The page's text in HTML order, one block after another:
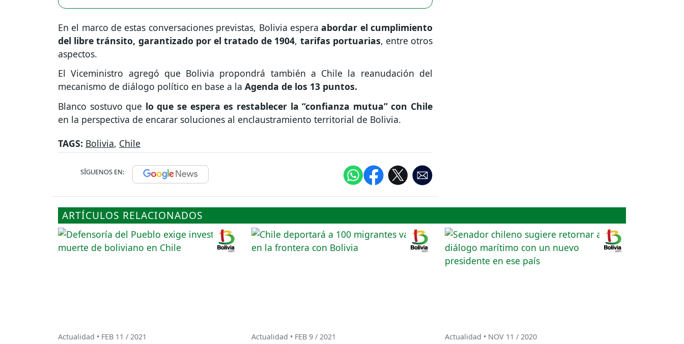
En el marco de estas conversaciones previstas, Bolivia espera abordar el cumplimiento
del libre tránsito, garantizado por el tratado de 1904, tarifas portuarias, entre otros
aspectos.
El Viceministro agregó que Bolivia propondrá también a Chile la reanudación del
mecanismo de diálogo político en base a la Agenda de los 13 puntos.
Blanco sostuvo que lo que se espera es restablecer la “confianza mutua” con Chile
en la perspectiva de encarar soluciones al enclaustramiento territorial de Bolivia.
TAGS: Bolivia, Chile
SÍGUENOS EN:
ARTÍCULOS RELACIONADOS
Actualidad • FEB 11 / 2021 Actualidad • FEB 9 / 2021 Actualidad • NOV 11 / 2020